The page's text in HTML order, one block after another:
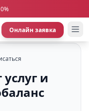
Онлайн заявка
и